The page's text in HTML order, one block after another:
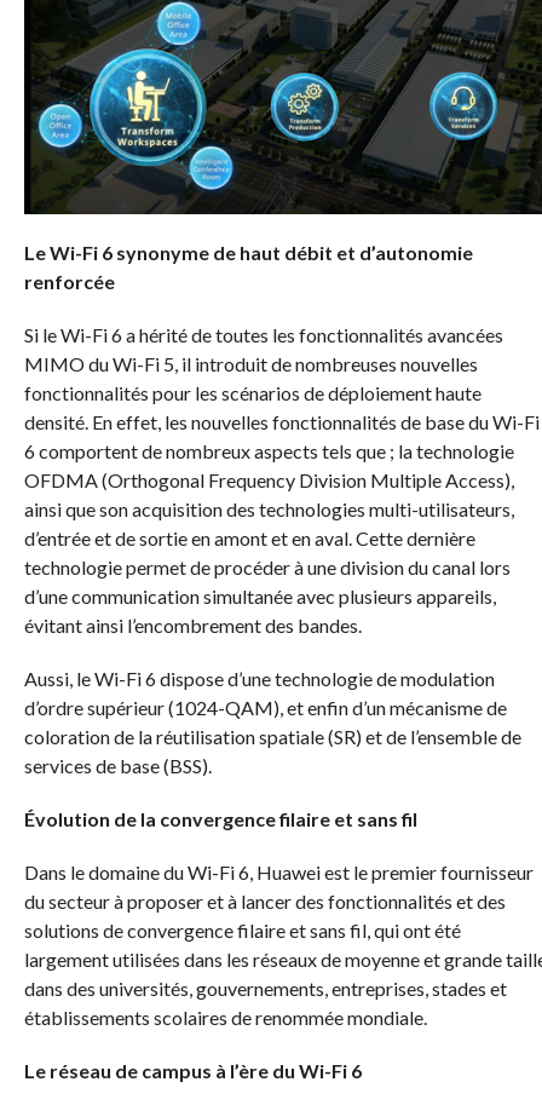
Le Wi-Fi 6 synonyme de haut débit et d’autonomie
renforcée
Si le Wi-Fi 6 a hérité de toutes les fonctionnalités avancées
MIMO du Wi-Fi 5, il introduit de nombreuses nouvelles
fonctionnalités pour les scénarios de déploiement haute
densité. En effet, les nouvelles fonctionnalités de base du Wi-Fi
6 comportent de nombreux aspects tels que ; la technologie
OFDMA (Orthogonal Frequency Division Multiple Access),
ainsi que son acquisition des technologies multi-utilisateurs,
d’entrée et de sortie en amont et en aval. Cette dernière
technologie permet de procéder à une division du canal lors
d’une communication simultanée avec plusieurs appareils,
évitant ainsi l’encombrement des bandes.
Aussi, le Wi-Fi 6 dispose d’une technologie de modulation
d’ordre supérieur (1024-QAM), et enfin d’un mécanisme de
coloration de la réutilisation spatiale (SR) et de l’ensemble de
services de base (BSS).
Évolution de la convergence filaire et sans fil
Dans le domaine du Wi-Fi 6, Huawei est le premier fournisseur
du secteur à proposer et à lancer des fonctionnalités et des
solutions de convergence filaire et sans fil, qui ont été
largement utilisées dans les réseaux de moyenne et grande
dans des universités, gouvernements, entreprises, stades et
établissements scolaires de renommée mondiale.
Le réseau de campus à l’ère du Wi-Fi 6